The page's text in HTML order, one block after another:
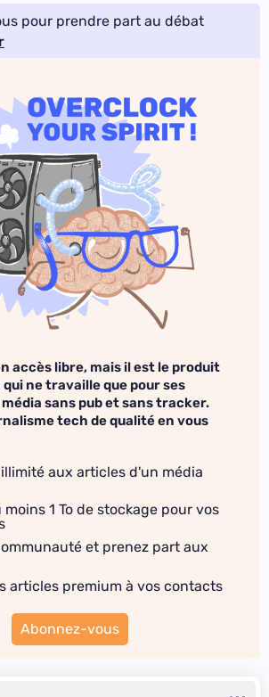
pour prendre part au débat
accès libre, mais il est le produit
ne travaille que pour ses
sans pub et sans tracker.
tech de qualité en vous
aux articles d'un média
1 To de stockage pour vos
et prenez part aux
articles premium à vos contacts
Abonnez-vous